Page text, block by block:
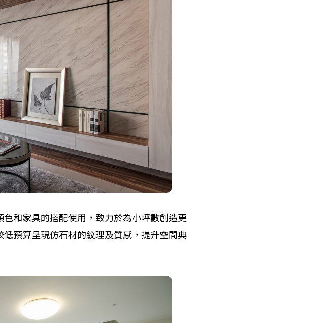
和家具的搭配使用，致力於為小坪數創造更
預算呈現仿石材的紋理及質感，提升空間典